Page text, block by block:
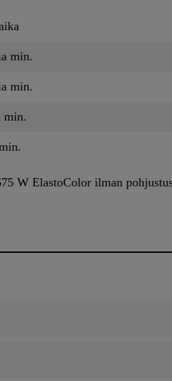
min.
min.
min.
W ElastoColor ilman